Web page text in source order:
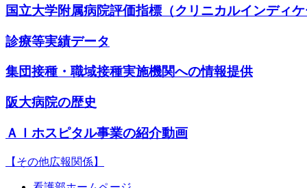
国立大学附属病院評価指標（クリニカルインディ
診療等実績データ
集団接種・職域接種実施機関への情報提供
阪大病院の歴史
ＡＩホスピタル事業の紹介動画
【その他広報関係】